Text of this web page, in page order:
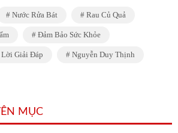
Nước Rửa Bát Rau Củ Quả
Đảm Bảo Sức Khỏe
Lời Giải Đáp Nguyễn Duy Thịnh
MỤC